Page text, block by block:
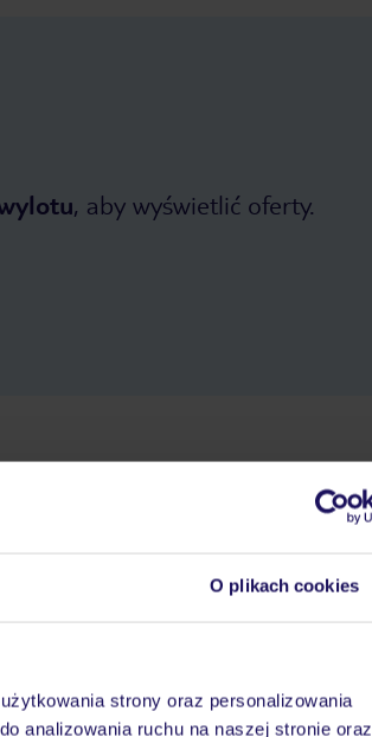
O plikach cookies
strony oraz personalizowania
analizowania ruchu na naszej stronie oraz
, aby wyświetlić oferty.